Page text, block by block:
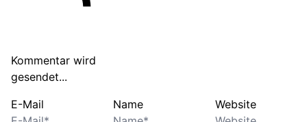
Kommentar wird
gesendet...
E-Mail Name Website